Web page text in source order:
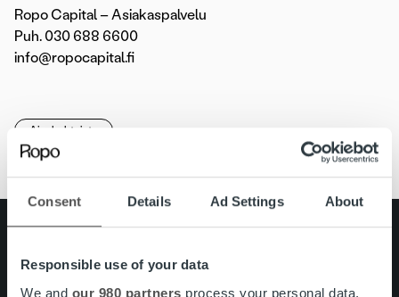
Consent Details Ad Settings About
Responsible use of your data
We and our 980 partners process your personal data,
Ropo Capital – Asiakaspalvelu
Puh. 030 688 6600
info@ropocapital.fi
Ajankohtaista
Pikalinkit
Yhteystiedot